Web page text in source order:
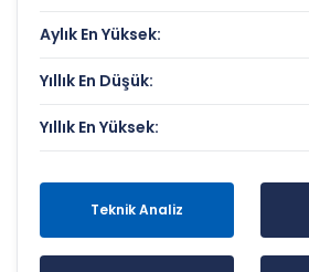
Aylık En Yüksek:
Yıllık En Düşük:
Yıllık En Yüksek:
Teknik Analiz